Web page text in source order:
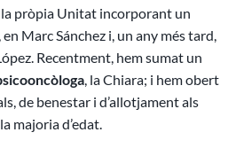
pròpia Unitat incorporant un
, en Marc Sánchez i, un any més tard,
Recentment, hem sumat un
, la Chiara; i hem obert
de benestar i d’allotjament als
majoria d’edat.